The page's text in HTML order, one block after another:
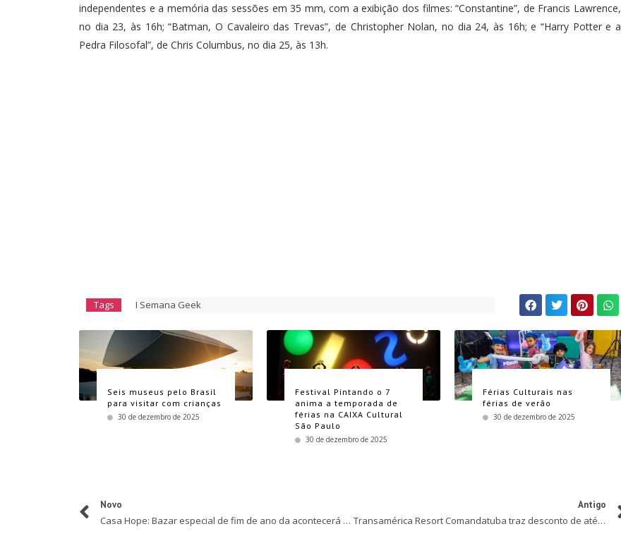
independentes e a memória das sessões em 35 mm, com a exibição dos filmes: “Constantine”, de Francis Lawrence,
no dia 23, às 16h; “Batman, O Cavaleiro das Trevas”, de Christopher Nolan, no dia 24, às 16h; e “Harry Potter e a
Pedra Filosofal”, de Chris Columbus, no dia 25, às 13h.
Tags I Semana Geek
Seis museus pelo Brasil
para visitar com crianças
30 de dezembro de 2025
Festival Pintando o 7
anima a temporada de
férias na CAIXA Cultural
São Paulo
30 de dezembro de 2025
Férias Culturais nas
férias de verão
30 de dezembro de 2025
Novo
Casa Hope: Bazar especial de fim de ano da acontecerá nos dias 30 de novembro, 1º e 2 de dezembro
Antigo
Transamérica Resort Comandatuba traz desconto de até 30% na Black Friday